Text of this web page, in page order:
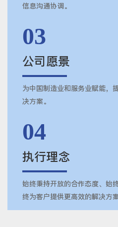
信息沟通协调。
03
公司愿景
为中国制造业和服务业赋能，
决方案。
04
执行理念
始终秉持开放的合作态度、始
终为客户提供更高效的解决方案